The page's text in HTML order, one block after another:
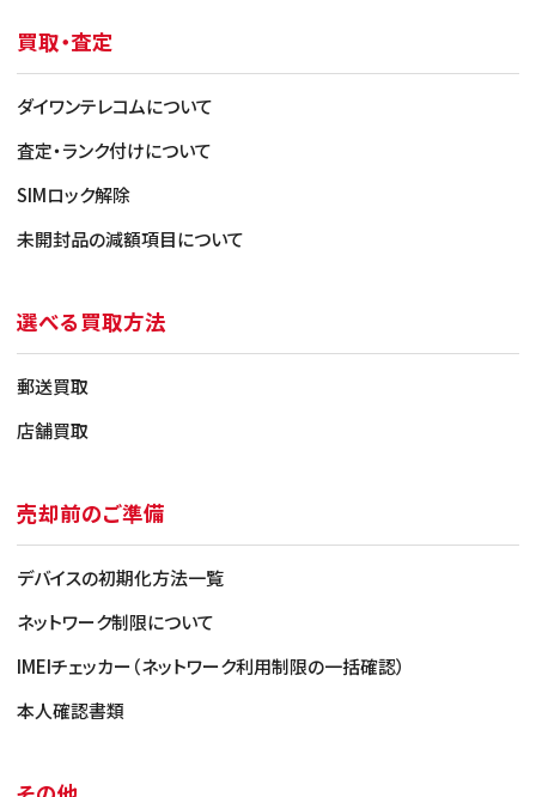
買取・査定
ダイワンテレコムについて
査定・ランク付けについて
SIMロック解除
未開封品の減額項目について
選べる買取方法
郵送買取
店舗買取
売却前のご準備
デバイスの初期化方法一覧
ネットワーク制限について
IMEIチェッカー（ネットワーク利用制限の一括確認）
本人確認書類